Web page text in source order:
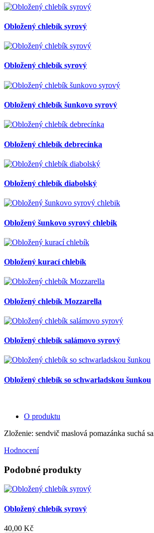
Obložený chlebík syrový
Obložený chlebík syrový
Obložený chlebík šunkovo syrový
Obložený chlebík debrecínka
Obložený chlebík diabolský
Obložený šunkovo syrový chlebik
Obložený kurací chlebík
Obložený chlebík Mozzarella
Obložený chlebík salámovo syrový
Obložený chlebík so schwarladskou šunkou
O produktu
Zloženie: sendvič maslová pomazánka
Hodnocení
Podobné produkty
Obložený chlebík syrový
40,00 Kč